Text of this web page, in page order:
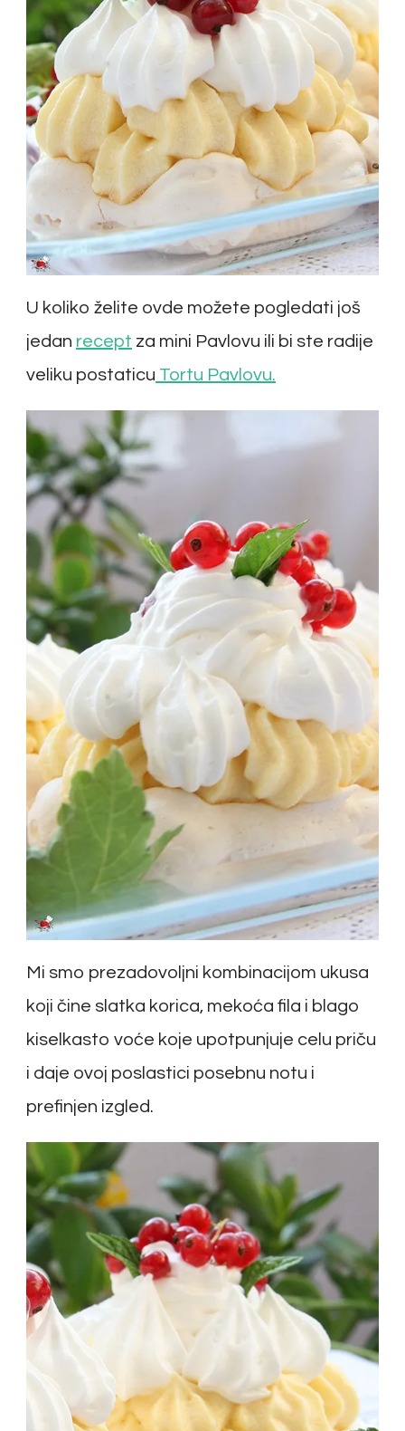
U koliko želite ovde možete pogledati još
jedan recept za mini Pavlovu ili bi ste radije
veliku postaticu Tortu Pavlovu.
Mi smo prezadovoljni kombinacijom ukusa
koji čine slatka korica, mekoća fila i blago
kiselkasto voće koje upotpunjuje celu priču
i daje ovoj poslastici posebnu notu i
prefinjen izgled.